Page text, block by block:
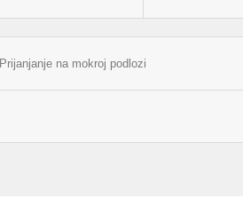
Prijanjanje na mokroj podlozi